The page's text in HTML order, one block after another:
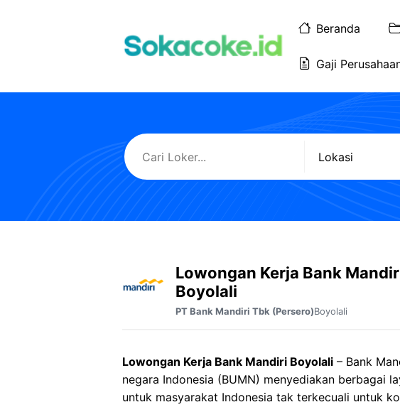
Beranda
Gaji
Lowongan Kerja Bank
Boyolali
PT Bank Mandiri Tbk (Persero)Boyolali
Lowongan Kerja Bank Mandiri Boyolali – Bank
negara Indonesia (BUMN) menyediakan berbagai
untuk masyarakat Indonesia tak terkecuali untuk